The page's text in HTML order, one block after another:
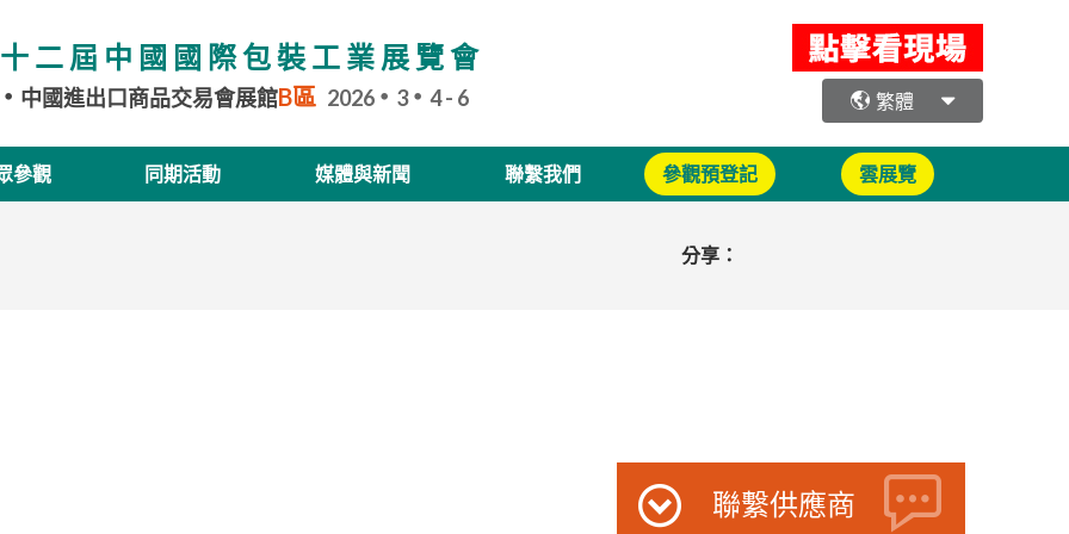
二屆中國國際包裝工業展覽會
中國進出口商品交易會展館B區 2026 3 4 - 6 繁體
參觀 同期活動 媒體與新聞 聯繫我們 參觀預登記 雲展覽
分享：
聯繫供應商